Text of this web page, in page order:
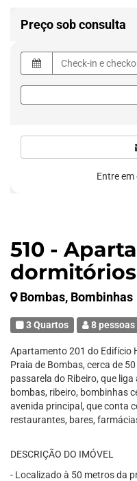
510 -
Bombas, Bombinhas
3 Quartos 8 pessoas
Apartamento 201 do Edifício
Praia de Bombas, cerca de
passarela do Ribeiro, que
bombas, ribeiro, bombinhas
avenida principal, que conta
restaurantes, bares,
DESCRIÇÃO DO IMÓVEL
- Localizado à 50 metros da
Preço sob consulta
Entre